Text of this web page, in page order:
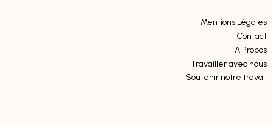
Mentions Légales
Contact
A Propos
Travailler avec nous
Soutenir notre travail